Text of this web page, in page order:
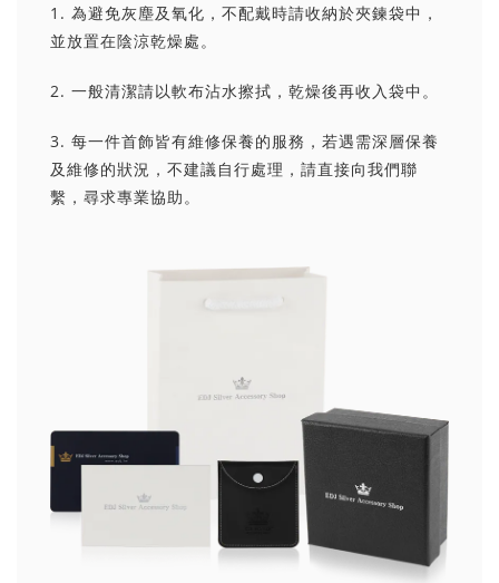
1. 為避免灰塵及氧化，不配戴時請收納於夾鍊袋中，
並放置在陰涼乾燥處。
2. 一般清潔請以軟布沾水擦拭，乾燥後再收入袋中。
3. 每一件首飾皆有維修保養的服務，若遇需深層保養
及維修的狀況，不建議自行處理，請直接向我們聯
繫，尋求專業協助。